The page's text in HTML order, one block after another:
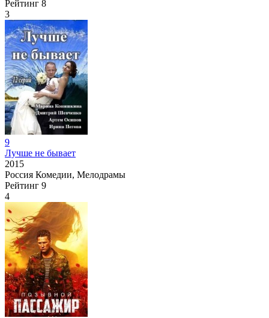
Рейтинг 8
3
9
Лучше не бывает
2015
Россия Комедии, Мелодрамы
Рейтинг 9
4